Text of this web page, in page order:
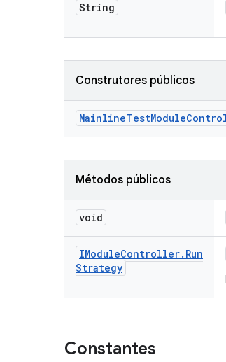
String
Construtores públicos
MainlineTestModule
Métodos públicos
void
IModuleController. Run
Strategy
Constantes